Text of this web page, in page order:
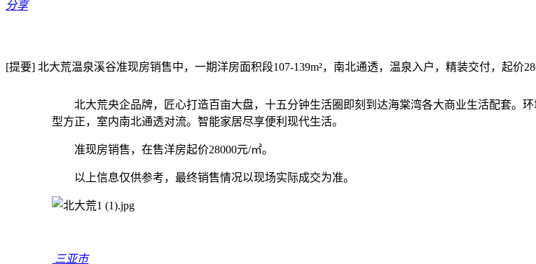
分享
[提要] 北大荒温泉溪谷准现房销售中，一期洋房面积段107-139m²，南北通透，温泉入户，精装交付，起价
北大荒央企品牌，匠心打造百亩大盘，十五分钟生活圈即刻到达海棠湾各大商业生活配套。
型方正，室内南北通透对流。智能家居尽享便利现代生活。
准现房销售，在售洋房起价28000元/㎡。
以上信息仅供参考，最终销售情况以现场实际成交为准。
三亚市